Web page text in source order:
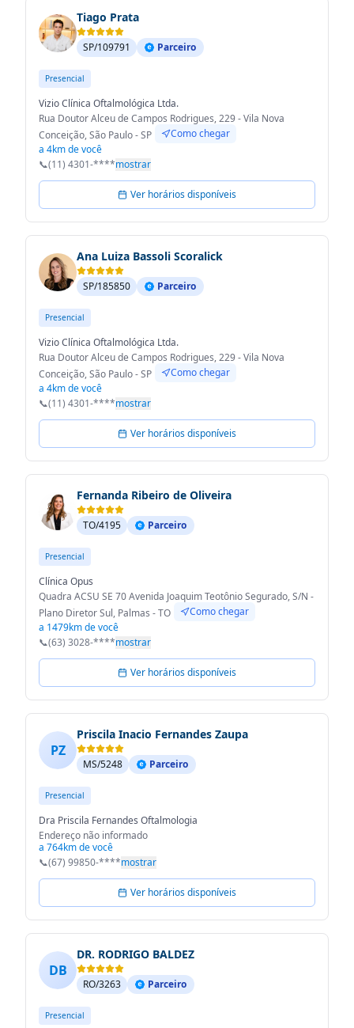
Tiago Prata
SP/109791 Parceiro
Presencial
Vizio Clínica Oftalmológica Ltda.
Rua Doutor Alceu de Campos Rodrigues, 229 - Vila Nova
Conceição, São Paulo - SP
Como chegar
a 4km de você
📞(11) 4301-****mostrar
Ver horários disponíveis
Ana Luiza Bassoli Scoralick
SP/185850 Parceiro
Presencial
Vizio Clínica Oftalmológica Ltda.
Rua Doutor Alceu de Campos Rodrigues, 229 - Vila Nova
Conceição, São Paulo - SP
Como chegar
a 4km de você
📞(11) 4301-****mostrar
Ver horários disponíveis
Fernanda Ribeiro de Oliveira
TO/4195 Parceiro
Presencial
Clínica Opus
Quadra ACSU SE 70 Avenida Joaquim Teotônio Segurado, S/N -
Plano Diretor Sul, Palmas - TO
Como chegar
a 1479km de você
📞(63) 3028-****mostrar
Ver horários disponíveis
PZ
Priscila Inacio Fernandes Zaupa
MS/5248 Parceiro
Presencial
Dra Priscila Fernandes Oftalmologia
Endereço não informado
a 764km de você
📞(67) 99850-****mostrar
Ver horários disponíveis
DB
DR. RODRIGO BALDEZ
RO/3263 Parceiro
Presencial